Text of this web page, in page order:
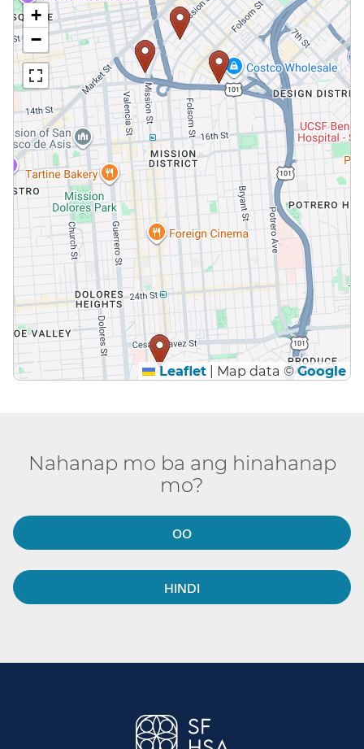
+
−
Leaflet Map data ©Google
Nahanap mo ba ang hinahanap
mo?​​
OO​​
HINDI​​